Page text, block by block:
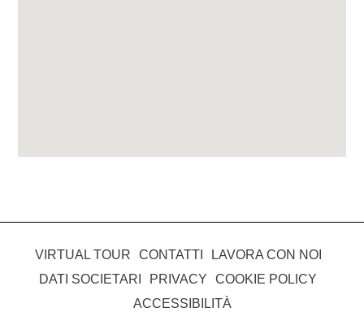
VIRTUAL TOUR CONTATTI
LAVORA CON NOI
DATI SOCIETARI
PRIVACY
COOKIE POLICY
ACCESSIBILITÀ